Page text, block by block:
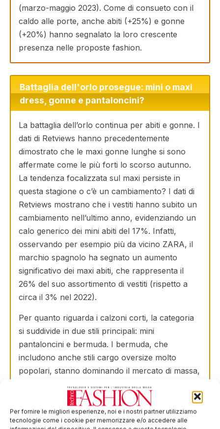
Per fornire le migliori esperienze, noi e i nostri partner utilizziamo
tecnologie come i cookie per memorizzare e/o accedere alle
(marzo-maggio 2023). Come di consueto con il
caldo alle porte, anche abiti (+25%) e gonne
(+20%) hanno segnalato la loro crescente
presenza nelle proposte fashion.
Battaglia dell'orlo prosegue: mini o maxi
dress, gonne e pantaloncini?
La battaglia dell’orlo continua per abiti e gonne. I
dati di Retviews hanno precedentemente
dimostrato che le maxi gonne lunghe si sono
affermate come le più forti lo scorso autunno.
La tendenza focalizzata sul maxi persiste in
questa stagione o c’è un cambiamento? I dati di
Retviews mostrano che i vestiti hanno subito un
cambiamento nell’ultimo anno, evidenziando un
calo generico dei mini abiti del 17%. Infatti,
osservando per esempio più da vicino ZARA, il
marchio spagnolo ha segnato un aumento
significativo dei maxi abiti, che rappresenta il
26% del suo assortimento di vestiti (rispetto a
circa il 3% nel 2022).
Per quanto riguarda i calzoni corti, la categoria
si suddivide in due stili principali: mini
pantaloncini e bermuda. I bermuda, che
includono anche stili cargo oversize molto
popolari, stanno dominando il mercato di massa,
pantaloncini. Tuttavia, sebbene la tendenza sia
presente tra i principali attori del mercato di
massa, Mango e ZARA hanno ancora un’ampia